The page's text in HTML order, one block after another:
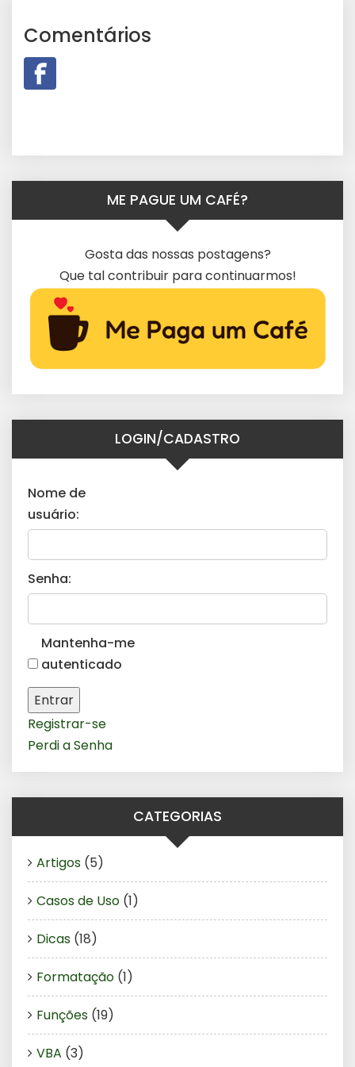
Comentários
ME PAGUE UM CAFÉ?
Gosta das nossas postagens?
Que tal contribuir para continuarmos!
LOGIN/CADASTRO
Nome de
usuário:
Senha:
Mantenha-me
autenticado
Entrar
Registrar-se
Perdi a Senha
CATEGORIAS
Artigos (5)
Casos de Uso (1)
Dicas (18)
Formatação (1)
Funções (19)
VBA (3)